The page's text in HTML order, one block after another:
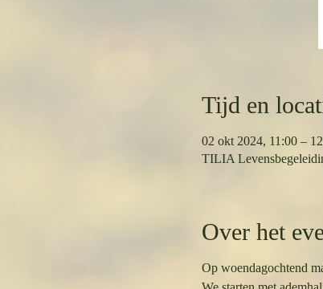
Tijd en
02 okt 2024, 11:00 –
TILIA
Over het
Op woendagochtend